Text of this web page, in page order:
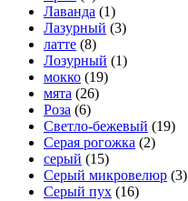
Лаванда (1)
Лазурный (3)
латте (8)
Лозурный (1)
мокко (19)
мята (26)
Роза (6)
Светло-бежевый (19)
Серая рогожка (2)
серый (15)
Серый микровелюр (3)
Серый пух (16)